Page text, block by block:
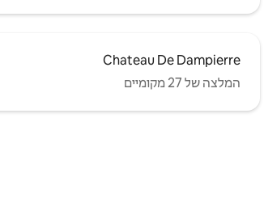
Chateau De Dampierre
המלצה של 27 מקומיים